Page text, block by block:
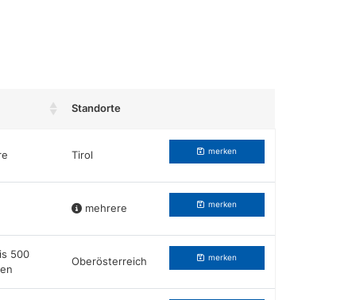
Standorte
Tirol merken
mehrere merken
500
Oberösterreich merken